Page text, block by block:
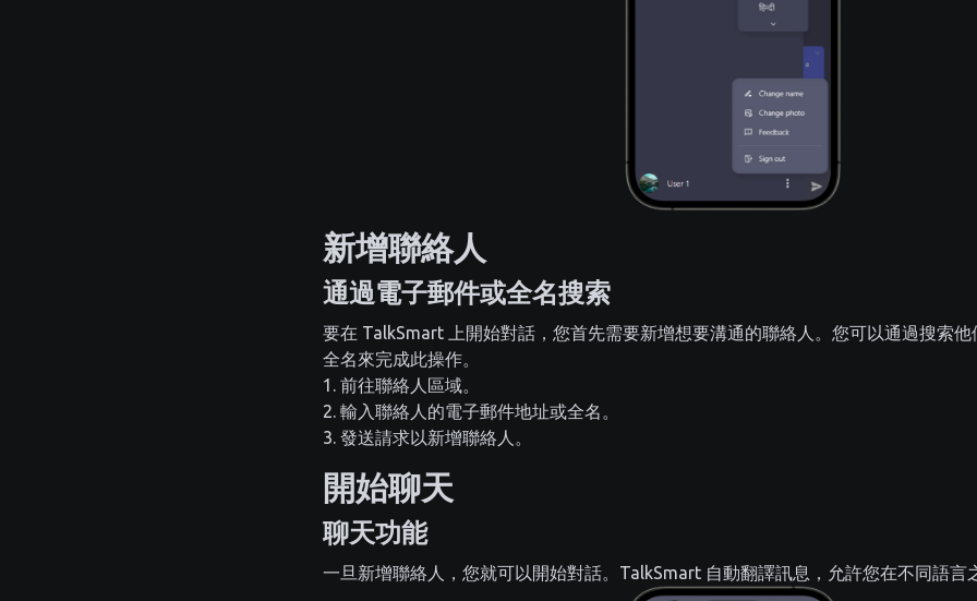
新增聯絡人
通過電子郵件或全名搜索
要在 TalkSmart 上開始對話，您首先需要新增想要溝通的聯絡人。您可以通過搜索
全名來完成此操作。
前往聯絡人區域。
輸入聯絡人的電子郵件地址或全名。
發送請求以新增聯絡人。
開始聊天
聊天功能
一旦新增聯絡人，您就可以開始對話。TalkSmart 自動翻譯訊息，允許您在不同語言